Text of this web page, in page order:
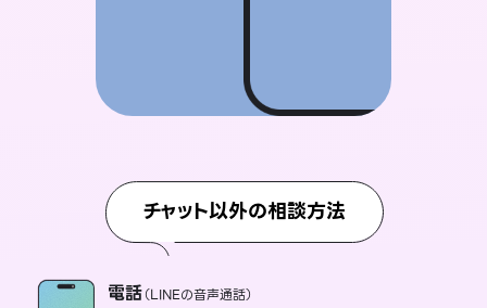
チャット以外の相談方法
電話（LINEの音声通話）